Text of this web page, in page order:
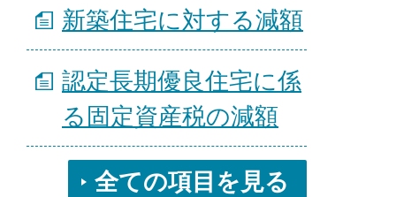
新築住宅に対する減額
認定長期優良住宅に係
る固定資産税の減額
全ての項目を見る